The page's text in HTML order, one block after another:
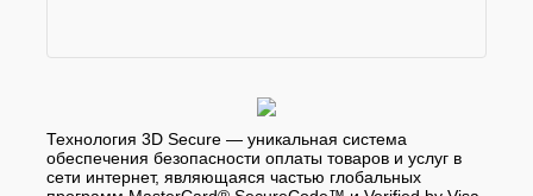
Технология 3D Secure — уникальная система
обеспечения безопасности оплаты товаров и услуг в
сети интернет, являющаяся частью глобальных